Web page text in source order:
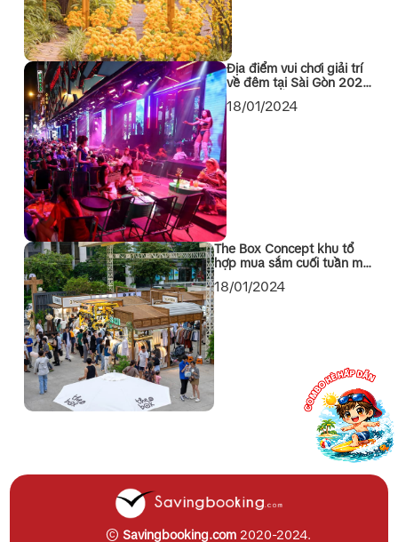
Địa điểm vui chơi giải trí
về đêm tại Sài Gòn 2024
không thể bỏ qua
18/01/2024
The Box Concept khu tổ
hợp mua sắm cuối tuần mới
18/01/2024
© Savingbooking.com2020-2024.